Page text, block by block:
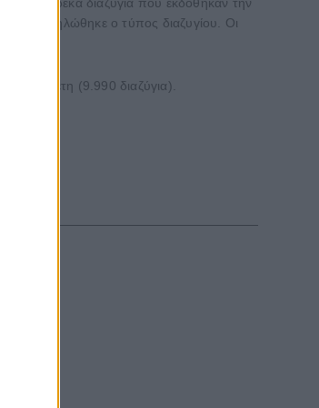
στα δέκα διαζύγια που εκδόθηκαν την
δεν δηλώθηκε ο τύπος διαζυγίου. Οι
πλέον έτη (9.990 διαζύγια).
2019.